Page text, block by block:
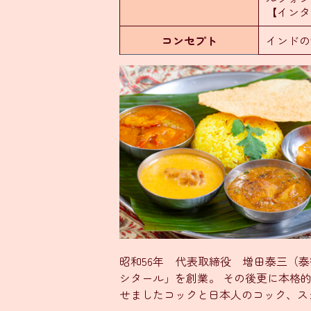
【イ
コンセプト
インド
昭和56年 代表取締役 増田泰三（泰
シタール」を創業。 その後更に本格
せましたコックと日本人のコック、